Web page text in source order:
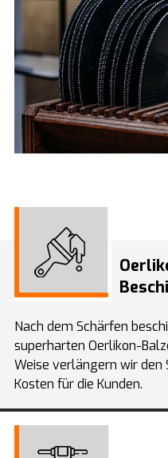
Nach dem Schärfen
superharten Oerlikon-
Weise verlängern wir den
Kosten für die Kunden.